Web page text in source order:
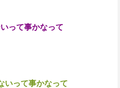
って事かなって
いって事かなって